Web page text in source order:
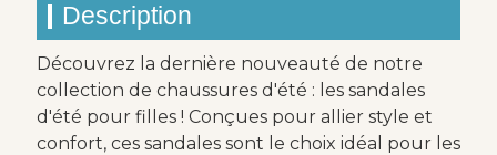
Description
Découvrez la dernière nouveauté de notre
collection de chaussures d'été : les sandales
d'été pour filles ! Conçues pour allier style et
confort, ces sandales sont le choix idéal pour les